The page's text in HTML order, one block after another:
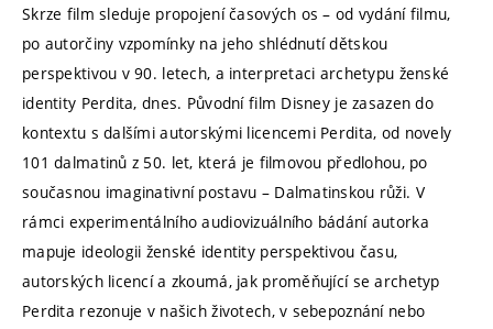
Skrze film sleduje propojení časových os – od vydání filmu,
po autorčiny vzpomínky na jeho shlédnutí dětskou
perspektivou v 90. letech, a interpretaci archetypu ženské
identity Perdita, dnes. Původní film Disney je zasazen do
kontextu s dalšími autorskými licencemi Perdita, od novely
101 dalmatinů z 50. let, která je filmovou předlohou, po
současnou imaginativní postavu – Dalmatinskou růži. V
rámci experimentálního audiovizuálního bádání autorka
mapuje ideologii ženské identity perspektivou času,
autorských licencí a zkoumá, jak proměňující se archetyp
Perdita rezonuje v našich životech, v sebepoznání nebo